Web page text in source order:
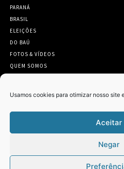
Usamos cookies para otimizar nosso site
Aceitar
Negar
PARANÁ
BRASIL
ELEIÇÕES
DO BAÚ
FOTOS & VÍDEOS
QUEM SOMOS
Twitter
Tweets by
Clique para aceitar os
e ativar este